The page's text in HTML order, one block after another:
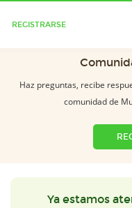
REGISTRARSE
Haz preguntas, recibe
comunidad de
Ya estamos